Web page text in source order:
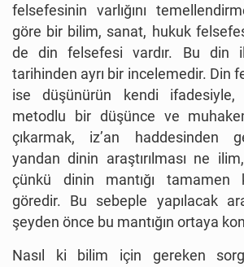
felsefesinin varlığını
göre bir bilim, sanat, hukuk
de din felsefesi vardır. Bu din
tarihinden ayrı bir incelemedir. Din
ise düşünürün kendi ifadesiyle,
metodlu bir düşünce ve
çıkarmak, iz’an haddesinden
yandan dinin araştırılması ne
çünkü dinin mantığı tamamen
göredir. Bu sebeple yapılacak
şeyden önce bu mantığın ortaya
Nasıl ki bilim için gereken